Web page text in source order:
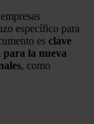
específico para
es clave
para la nueva
, como